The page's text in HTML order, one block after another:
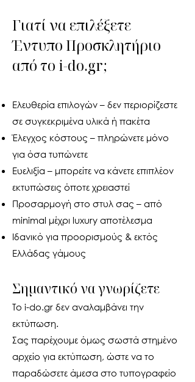
Γιατί να επιλέξετε
Έντυπο Προσκλητήριο
από το i-do.gr;
Ελευθερία επιλογών – δεν περιορίζεστε
σε συγκεκριμένα υλικά ή πακέτα
Έλεγχος κόστους – πληρώνετε μόνο
για όσα τυπώνετε
Ευελιξία – μπορείτε να κάνετε επιπλέον
εκτυπώσεις όποτε χρειαστεί
Προσαρμογή στο στυλ σας – από
minimal μέχρι luxury αποτέλεσμα
Ιδανικό για προορισμούς & εκτός
Ελλάδας γάμους
Σημαντικό να γνωρίζετε
Το i-do.gr δεν αναλαμβάνει την
εκτύπωση.
Σας παρέχουμε όμως σωστά στημένο
αρχείο για εκτύπωση, ώστε να το
παραδώσετε άμεσα στο τυπογραφείο